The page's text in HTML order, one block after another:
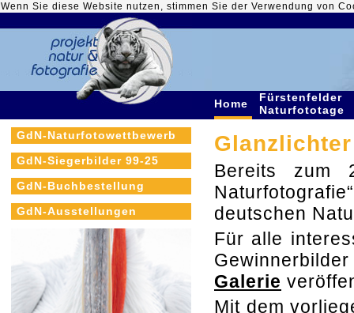
Wenn Sie diese Website nutzen, stimmen Sie der Verwendung von
Home
Fürstenfelder
Naturfototage
GdN-Naturfotowettbewerb
GdN-Siegerbilder 99-25
GdN-Buchbestellung
GdN-Ausstellungen
Bereits zum
deutschen
Für alle
Galerie
Mit dem